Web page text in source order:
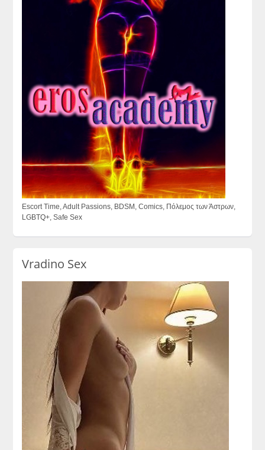
Escort Time, Adult Passions, BDSM, Comics, Πόλεμος των Άστρων,
LGBTQ+, Safe Sex
Vradino Sex